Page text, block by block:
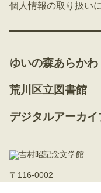
個人情報の取り扱い
ゆいの森あらかわ
荒川区立図書館
デジタルアーカイ
〒116-0002